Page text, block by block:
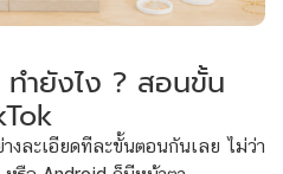
ทำยังไง ? สอนขั้น
งละเอียดทีละขั้นตอนกันเลย ไม่ว่า